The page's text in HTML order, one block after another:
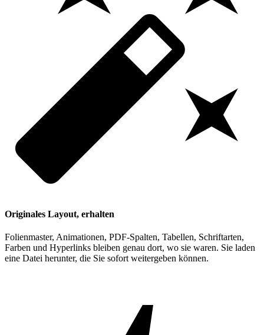
Originales Layout, erhalten
Folienmaster, Animationen, PDF-Spalten, Tabellen, Schriftarten,
Farben und Hyperlinks bleiben genau dort, wo sie waren. Sie laden
eine Datei herunter, die Sie sofort weitergeben können.